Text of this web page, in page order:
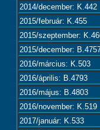
2014/december: K.442
2015/február: K.455
2015/szeptember:
2015/december:
2016/március: K.503
2016/április: B.4793
2016/május: B.4803
2016/november: K.519
2017/január: K.533